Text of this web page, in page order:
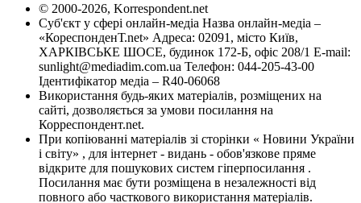
© 2000-2026, Korrespondent.net
Суб'єкт у сфері онлайн-медіа Назва онлайн-медіа –
«КореспонденТ.net» Адреса: 02091, місто Київ,
ХАРКІВСЬКЕ ШОСЕ, будинок 172-Б, офіс 208/1 E-mail:
sunlight@mediadim.com.ua Телефон: 044-205-43-00
Ідентифікатор медіа – R40-06068
Використання будь-яких матеріалів, розміщених на
сайті, дозволяється за умови посилання на
Корреспондент.net.
При копіюванні матеріалів зі сторінки « Новини України
і світу» , для інтернет - видань - обов'язкове пряме
відкрите для пошукових систем гіперпосилання .
Посилання має бути розміщена в незалежності від
повного або часткового використання матеріалів.